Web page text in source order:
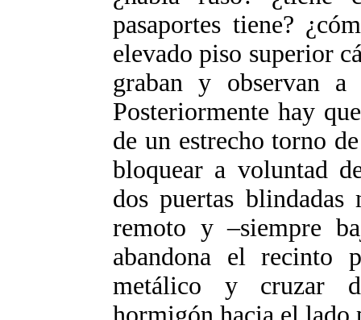
pasaportes tiene?
elevado piso superior
graban y observan
Posteriormente hay
de un estrecho torno
bloquear a voluntad
dos puertas
remoto y –siempre
abandona el recinto
metálico y cruzar